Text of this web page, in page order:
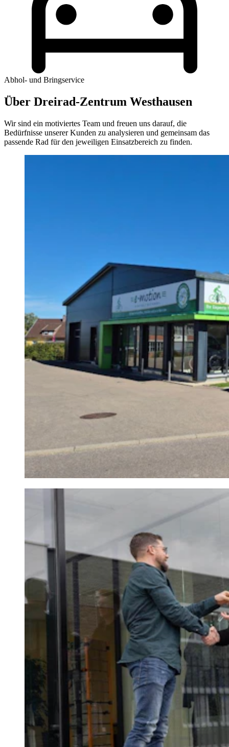
Abhol- und Bringservice
Über Dreirad-Zentrum Westhausen
Wir sind ein motiviertes Team und freuen uns darauf, die
Bedürfnisse unserer Kunden zu analysieren und gemeinsam das
passende Rad für den jeweiligen Einsatzbereich zu finden.